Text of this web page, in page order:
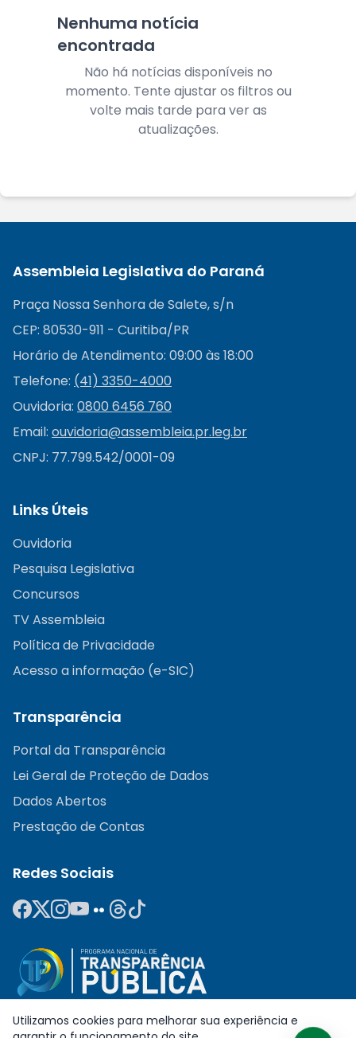
Nenhuma notícia
encontrada
Não há notícias disponíveis no
momento. Tente ajustar os filtros ou
volte mais tarde para ver as
atualizações.
Assembleia Legislativa do Paraná
Praça Nossa Senhora de Salete, s/n
CEP: 80530-911 - Curitiba/PR
Horário de Atendimento: 09:00 às 18:00
Telefone: (41) 3350-4000
Ouvidoria: 0800 6456 760
Email: ouvidoria@assembleia.pr.leg.br
CNPJ: 77.799.542/0001-09
Links Úteis
Ouvidoria
Pesquisa Legislativa
Concursos
TV Assembleia
Política de Privacidade
Acesso a informação (e-SIC)
Transparência
Portal da Transparência
Lei Geral de Proteção de Dados
Dados Abertos
Prestação de Contas
Redes Sociais
Utilizamos cookies para melhorar sua experiência e